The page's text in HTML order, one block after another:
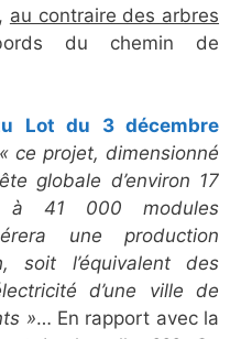
au contraire des arbres
du chemin de
Lot du 3 décembre
« ce projet, dimensionné
globale d’environ 17
à 41 000 modules
une production
soit l’équivalent des
d’une ville de
»… En rapport avec la